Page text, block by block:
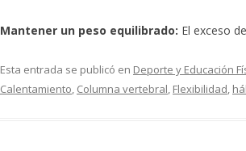
Mantener un peso equilibrado: El exceso
Esta entrada se publicó en Deporte y Educación
Calentamiento, Columna vertebral, Flexibilidad,